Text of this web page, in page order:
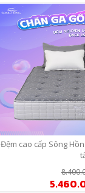
Đệm cao cấp Sông